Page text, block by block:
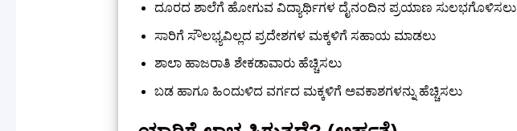
ದೂರದ ಶಾಲೆಗೆ ಹೋಗುವ ವಿದ್ಯಾರ್ಥಿಗಳ ದೈನಂದಿನ ಪ್ರಯಾಣ ಸುಲಭಗೊಳಿಸಲು
ಸಾರಿಗೆ ಸೌಲಭ್ಯವಿಲ್ಲದ ಪ್ರದೇಶಗಳ ಮಕ್ಕಳಿಗೆ ಸಹಾಯ ಮಾಡಲು
ಶಾಲಾ ಹಾಜರಾತಿ ಶೇಕಡಾವಾರು ಹೆಚ್ಚಿಸಲು
ಬಡ ಹಾಗೂ ಹಿಂದುಳಿದ ವರ್ಗದ ಮಕ್ಕಳಿಗೆ ಅವಕಾಶಗಳನ್ನು ಹೆಚ್ಚಿಸಲು